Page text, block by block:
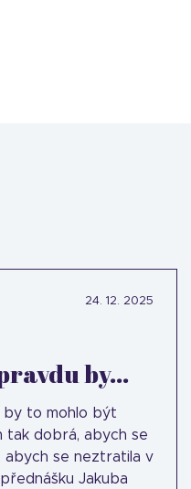
24. 12. 2025
by...
by to mohlo být
tak dobrá, abych se
abych se neztratila v
Jakuba